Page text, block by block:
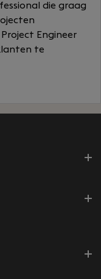
die graag
Engineer
te